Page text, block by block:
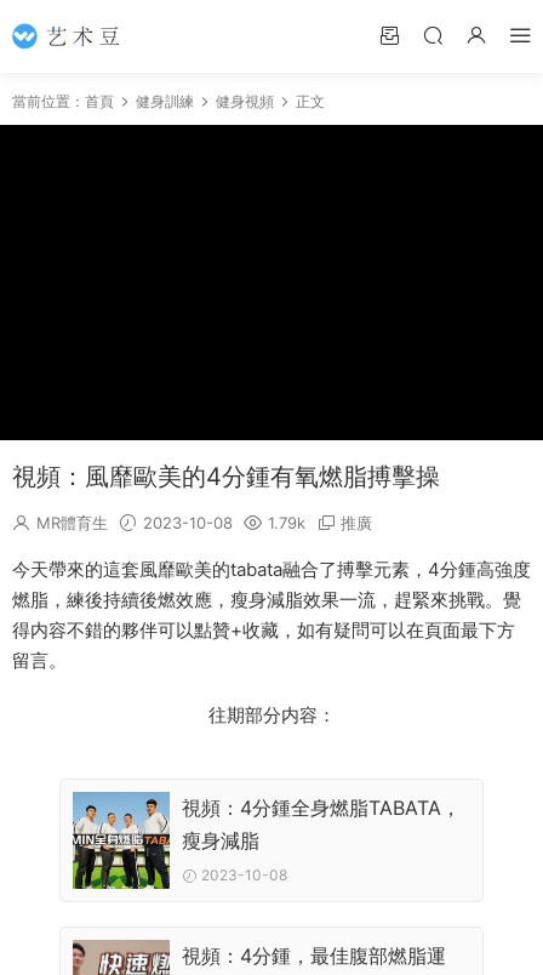
當前位置： 首頁 健身訓練 健身視頻 正文
視頻：風靡歐美的4分鍾有氧燃脂搏擊操
MR體育生 2023-10-08 1.79k 推廣
今天帶來的這套風靡歐美的tabata融合了搏擊元素，4分鍾高強度
燃脂，練後持續後燃效應，瘦身減脂效果一流，趕緊來挑戰。覺
得内容不錯的夥伴可以點贊+收藏，如有疑問可以在頁面最下方
留言。
往期部分内容：
視頻：4分鍾全身燃脂TABATA，
瘦身減脂
2023-10-08
視頻：4分鍾，最佳腹部燃脂運